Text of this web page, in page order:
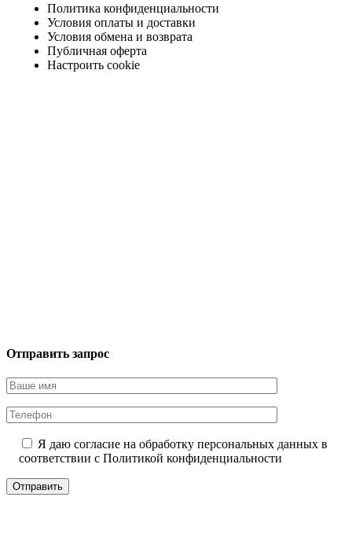
Политика конфиденциальности
Условия оплаты и доставки
Условия обмена и возврата
Публичная оферта
Настроить cookie
Отправить запрос
Я даю согласие на обработку персональных данных в
соответствии с Политикой конфиденциальности